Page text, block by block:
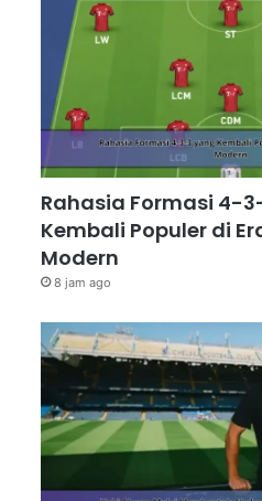
Rahasia Formasi 4-
Kembali Populer di
Modern
8 jam ago